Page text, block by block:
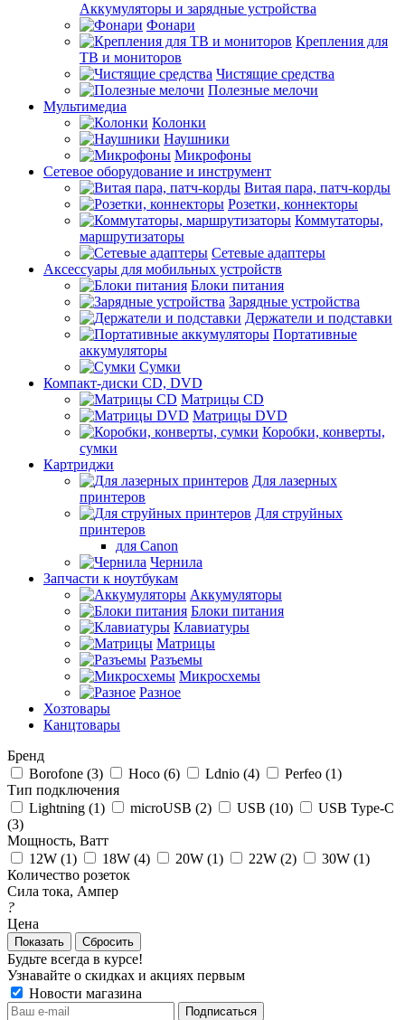
Аккумуляторы и зарядные устройства
Фонари
Крепления для
ТВ и мониторов
Чистящие средства
Полезные мелочи
Мультимедиа
Колонки
Наушники
Микрофоны
Сетевое оборудование и инструмент
Витая пара, патч-корды
Розетки, коннекторы
Коммутаторы,
маршрутизаторы
Сетевые адаптеры
Аксессуары для мобильных устройств
Блоки питания
Зарядные устройства
Держатели и подставки
Портативные
аккумуляторы
Сумки
Компакт-диски CD, DVD
Матрицы CD
Матрицы DVD
Коробки, конверты,
сумки
Картриджи
Для лазерных
принтеров
Для струйных
принтеров
для Canon
Чернила
Запчасти к ноутбукам
Аккумуляторы
Блоки питания
Клавиатуры
Матрицы
Разъемы
Микросхемы
Разное
Хозтовары
Канцтовары
Бренд
Borofone (3) Hoco (6) Ldnio (4) Perfeo (1)
Тип подключения
Lightning (1) microUSB (2) USB (10)
USB Type-C
(3)
Мощность, Ватт
12W (1) 18W (4) 20W (1) 22W (2) 30W (1)
Количество розеток
Сила тока, Ампер
?
Цена
Сбросить
Будьте всегда в курсе!
Узнавайте о скидках и акциях первым
Новости магазина